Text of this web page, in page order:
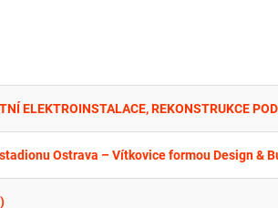
Ostrava – Vítkovice formou Design &